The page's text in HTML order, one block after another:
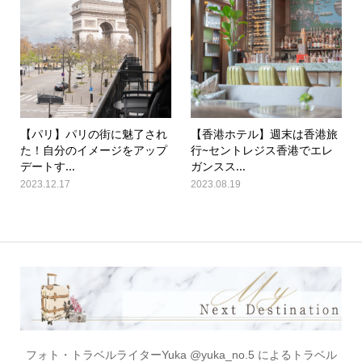
【パリ】パリの街に魅了され
た！自分のイメージをアップ
デートす...
2023.12.17
【香港ホテル】週末は香港旅
行~セントレジス香港でエレ
ガンスス...
2023.08.19
フォト・トラベルライターYuka @yuka_no.5 によるトラベル